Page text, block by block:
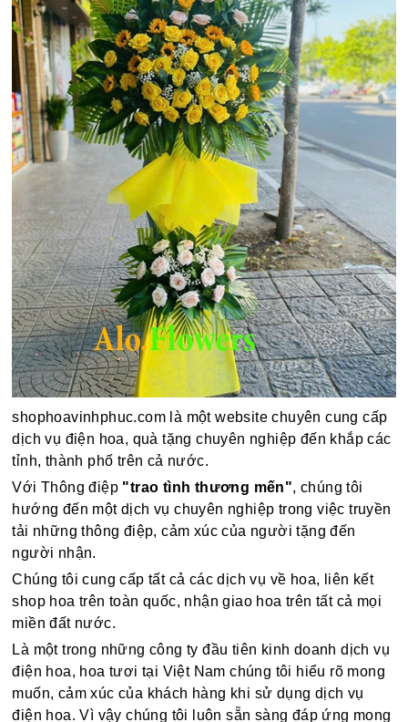
shophoavinhphuc.com là một website chuyên cung cấp
dịch vụ điện hoa, quà tặng chuyên nghiệp đến khắp các
tỉnh, thành phố trên cả nước.
Với Thông điệp "trao tình thương mến", chúng tôi
hướng đến một dịch vụ chuyên nghiệp trong việc truyền
tải những thông điệp, cảm xúc của người tặng đến
người nhận.
Chúng tôi cung cấp tất cả các dịch vụ về hoa, liên kết
shop hoa trên toàn quốc, nhận giao hoa trên tất cả mọi
miền đất nước.
Là một trong những công ty đầu tiên kinh doanh dịch vụ
điện hoa, hoa tươi tại Việt Nam chúng tôi hiểu rõ mong
muốn, cảm xúc của khách hàng khi sử dụng dịch vụ
điện hoa. Vì vậy chúng tôi luôn sẵn sàng đáp ứng mong